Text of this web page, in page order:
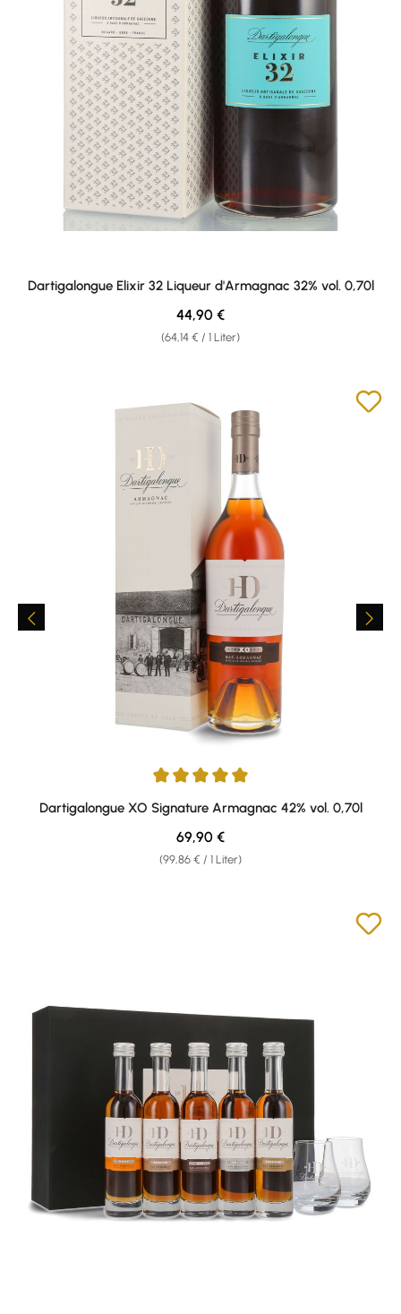
Dartigalongue Elixir 32 Liqueur d'Armagnac 32% vol. 0,70l
(64,14 € / 1 Liter)
Regulärer Preis:
44,90 €
Durchschnittliche Bewertung von 5 von 5 Sternen
Dartigalongue XO Signature Armagnac 42% vol. 0,70l
(99,86 € / 1 Liter)
Regulärer Preis:
69,90 €